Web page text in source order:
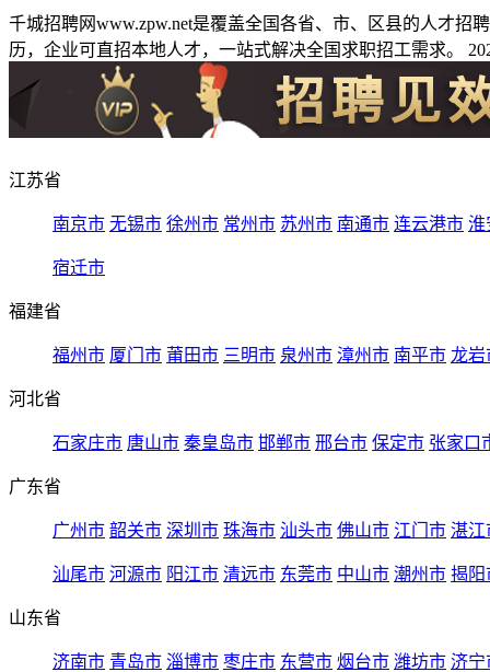
千城招聘网www.zpw.net是覆盖全国各省、市、区县的人才
历，企业可直招本地人才，一站式解决全国求职招工需求。
江苏省
南京市 无锡市 徐州市 常州市 苏州市 南通市 连云港市 淮
宿迁市
福建省
福州市 厦门市 莆田市 三明市 泉州市 漳州市 南平市 龙岩
河北省
石家庄市 唐山市 秦皇岛市 邯郸市 邢台市 保定市 张家口
广东省
广州市 韶关市 深圳市 珠海市 汕头市 佛山市 江门市 湛江
汕尾市 河源市 阳江市 清远市 东莞市 中山市 潮州市 揭阳
山东省
济南市 青岛市 淄博市 枣庄市 东营市 烟台市 潍坊市 济宁